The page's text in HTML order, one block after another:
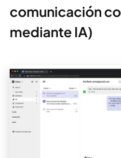
comunicación
mediante IA)